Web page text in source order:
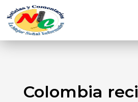
Colombia